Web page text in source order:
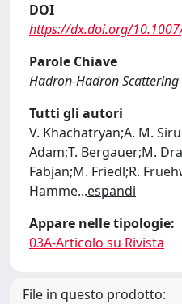
DOI
https://dx.doi.org/
Parole Chiave
Hadron-Hadron Scattering
Tutti gli autori
V. Khachatryan;A. M.
Adam;T. Bergauer;M.
Fabjan;M. Friedl;R.
Hamme...espandi
Appare nelle tipologie:
03A-Articolo su Rivista
File in questo prodotto: